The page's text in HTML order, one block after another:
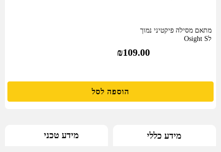
מתאם מסילה פיקטיני נמוך
לOsight S
₪109.00
הוספה לסל
מידע כללי מידע טכני